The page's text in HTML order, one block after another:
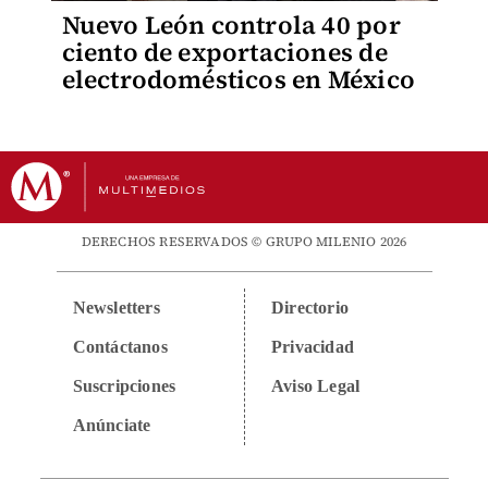
Nuevo León controla 40 por
ciento de exportaciones de
electrodomésticos en México
DERECHOS RESERVADOS © GRUPO MILENIO 2026
Newsletters
Contáctanos
Suscripciones
Anúnciate
Directorio
Privacidad
Aviso Legal